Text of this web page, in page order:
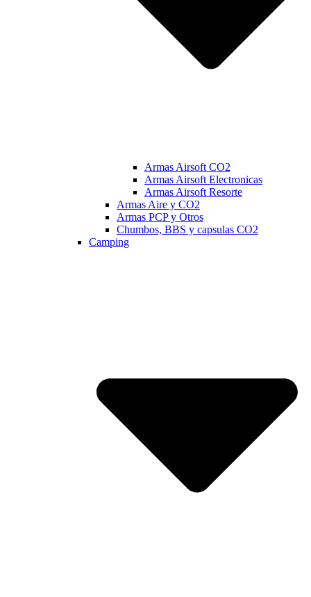
Armas Airsoft CO2
Armas Airsoft Electronicas
Armas Airsoft Resorte
Armas Aire y CO2
Armas PCP y Otros
Chumbos, BBS y capsulas CO2
Camping